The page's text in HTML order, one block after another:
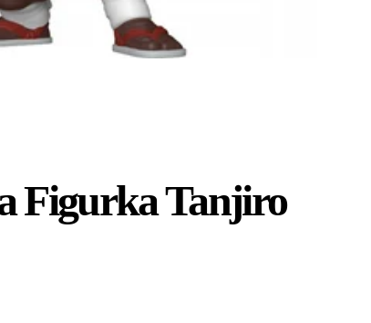
Figurka Tanjiro